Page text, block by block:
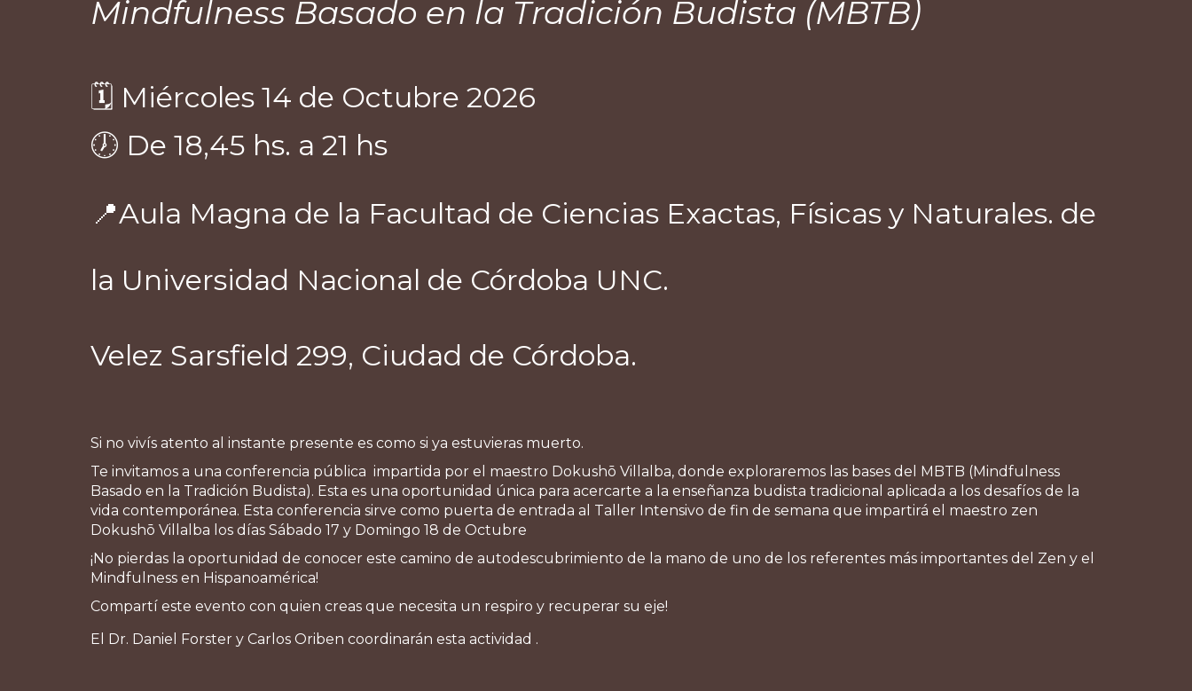
Mindfulness Basado en la Tradición Budista (MBTB)
🗓️ Miércoles 14 de Octubre 2026
🕖 De 18,45 hs. a 21 hs
📍Aula Magna de la Facultad de Ciencias Exactas, Físicas y Naturales. de
la Universidad Nacional de Córdoba UNC.
Velez Sarsfield 299, Ciudad de Córdoba.
Si no vivís atento al instante presente es como si ya estuvieras muerto.
Te invitamos a una conferencia pública impartida por el maestro Dokushō Villalba, donde exploraremos las bases del MBTB (Mindfulness
Basado en la Tradición Budista). Esta es una oportunidad única para acercarte a la enseñanza budista tradicional aplicada a los desafíos de la
vida contemporánea. Esta conferencia sirve como puerta de entrada al Taller Intensivo de fin de semana que impartirá el maestro zen
Dokushō Villalba los días Sábado 17 y Domingo 18 de Octubre
¡No pierdas la oportunidad de conocer este camino de autodescubrimiento de la mano de uno de los referentes más importantes del Zen y el
Mindfulness en Hispanoamérica!
Compartí este evento con quien creas que necesita un respiro y recuperar su eje!
El Dr. Daniel Forster y Carlos Oriben coordinarán esta actividad .